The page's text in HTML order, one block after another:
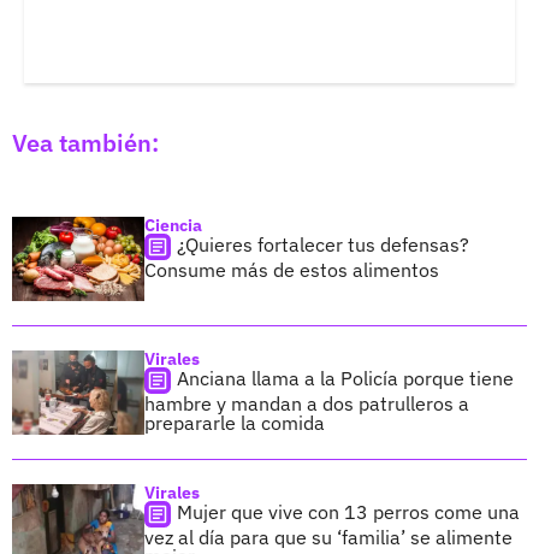
Vea también:
Ciencia
¿Quieres fortalecer tus defensas?
Consume más de estos alimentos
Virales
Anciana llama a la Policía porque tiene
hambre y mandan a dos patrulleros a
prepararle la comida
Virales
Mujer que vive con 13 perros come una
vez al día para que su ‘familia’ se alimente